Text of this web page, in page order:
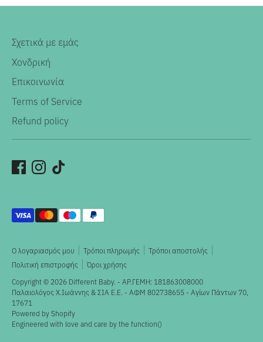
Σχετικά με εμάς
Χονδρική
Επικοινωνία
Terms of Service
Refund policy
Ο λογαριασμός μου Τρόποι πληρωμής
Τρόποι αποστολής
Πολιτική επιστροφής
Όροι χρήσης
Copyright © 2026 Different Baby. - ΑΡ.ΓΕΜΗ: 181863008000
Παλαιολόγος X.Ιωάννης & ΣΙΑ Ε.Ε. - ΑΦΜ 802738655 - Αγίων Πάντων 70,
17671
Powered by Shopify
Engineered with love and care by the function()
Αποδεκτοί
τρόποι